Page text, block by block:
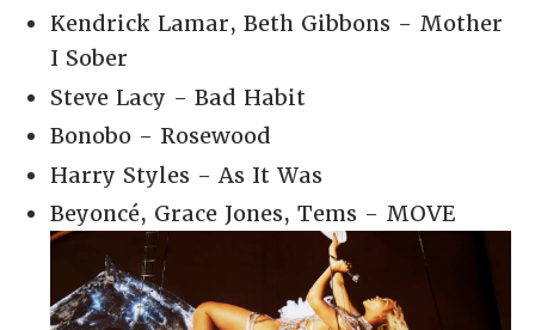
Kendrick Lamar, Beth Gibbons - Mother
I Sober
Steve Lacy - Bad Habit
Bonobo - Rosewood
Harry Styles - As It Was
Beyoncé, Grace Jones, Tems - MOVE